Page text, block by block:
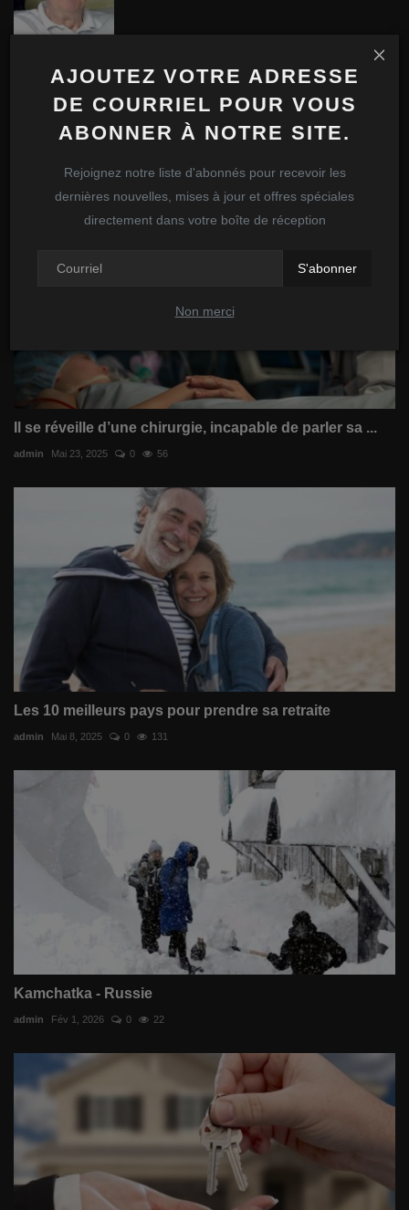
AJOUTEZ VOTRE ADRESSE
DE COURRIEL POUR VOUS
ABONNER À NOTRE SITE.
Rejoignez notre liste d'abonnés pour recevoir les
dernières nouvelles, mises à jour et offres spéciales
directement dans votre boîte de réception
S'abonner
Non merci
ARTICLES SIMILAIRES
Il se réveille d’une chirurgie, incapable de parler sa ...
admin Mai 23, 2025 0 56
Les 10 meilleurs pays pour prendre sa retraite
admin Mai 8, 2025 0 131
Kamchatka - Russie
admin Fév 1, 2026 0 22